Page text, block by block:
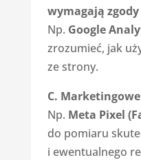
wymagają zgody
Np. Google
zrozumieć, jak
ze strony.
C.
Np. Meta Pixel
do pomiaru
i ewentualnego